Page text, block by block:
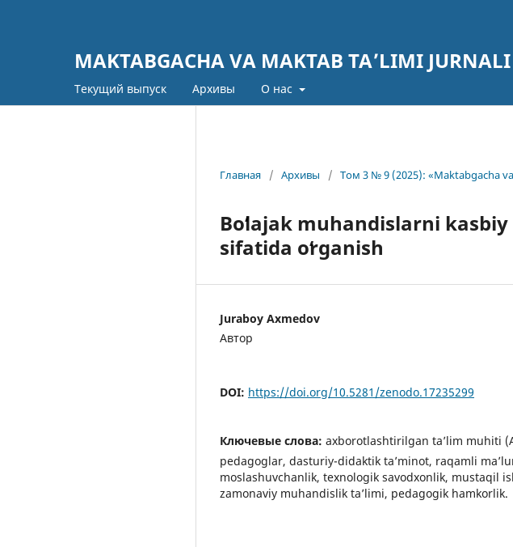
MAKTABGACHA VA MAKTAB TA’LIMI JURNALI
Текущий выпуск Архивы О нас
Главная / Архивы / Том 3 № 9 (2025): «Maktabgacha
Boʻlajak muhandislarni
sifatida oʻrganish
Juraboy Axmedov
Автор
DOI: https://doi.org/10.5281/zenodo.17235299
Ключевые слова: axborotlashtirilgan ta’lim muhiti
pedagoglar, dasturiy-didaktik ta’minot, raqamli
moslashuvchanlik, texnologik savodxonlik, mustaqil
zamonaviy muhandislik ta’limi, pedagogik hamkorlik.